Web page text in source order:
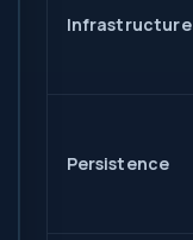
Infrastructure
Persistence